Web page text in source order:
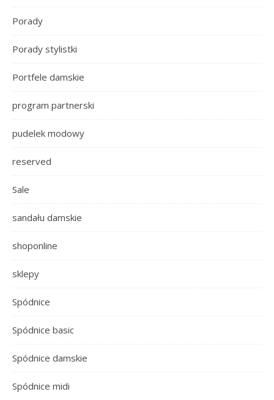
Porady
Porady stylistki
Portfele damskie
program partnerski
pudelek modowy
reserved
Sale
sandału damskie
shoponline
sklepy
Spódnice
Spódnice basic
Spódnice damskie
Spódnice midi